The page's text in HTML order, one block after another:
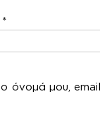
*
όνομά μου,